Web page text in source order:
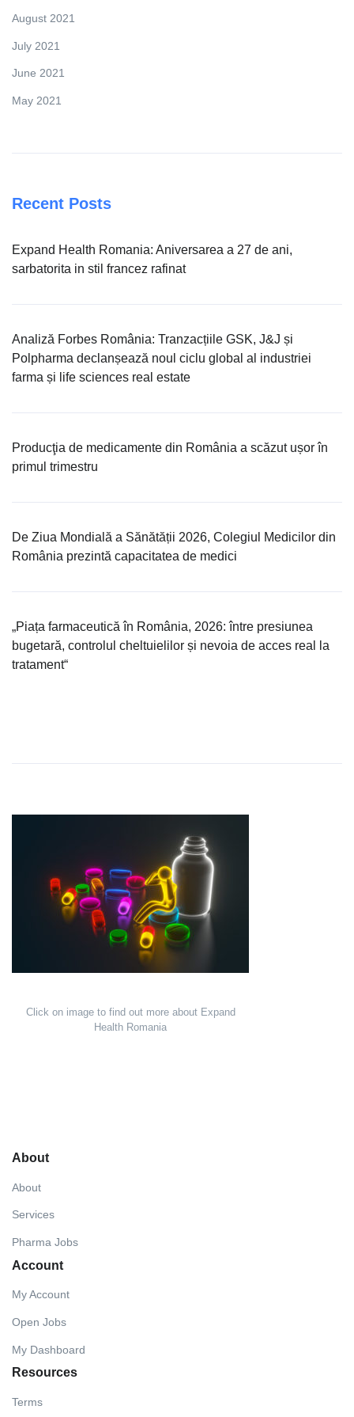
August 2021
July 2021
June 2021
May 2021
Recent Posts
Expand Health Romania: Aniversarea a 27 de ani,
sarbatorita in stil francez rafinat
Analiză Forbes România: Tranzacțiile GSK, J&J și
Polpharma declanșează noul ciclu global al industriei
farma și life sciences real estate
Producţia de medicamente din România a scăzut ușor în
primul trimestru
De Ziua Mondială a Sănătății 2026, Colegiul Medicilor din
România prezintă capacitatea de medici
„Piața farmaceutică în România, 2026: între presiunea
bugetară, controlul cheltuielilor și nevoia de acces real la
tratament“
Click on image to find out more about Expand
Health Romania
About
About
Services
Pharma Jobs
Account
My Account
Open Jobs
My Dashboard
Resources
Terms